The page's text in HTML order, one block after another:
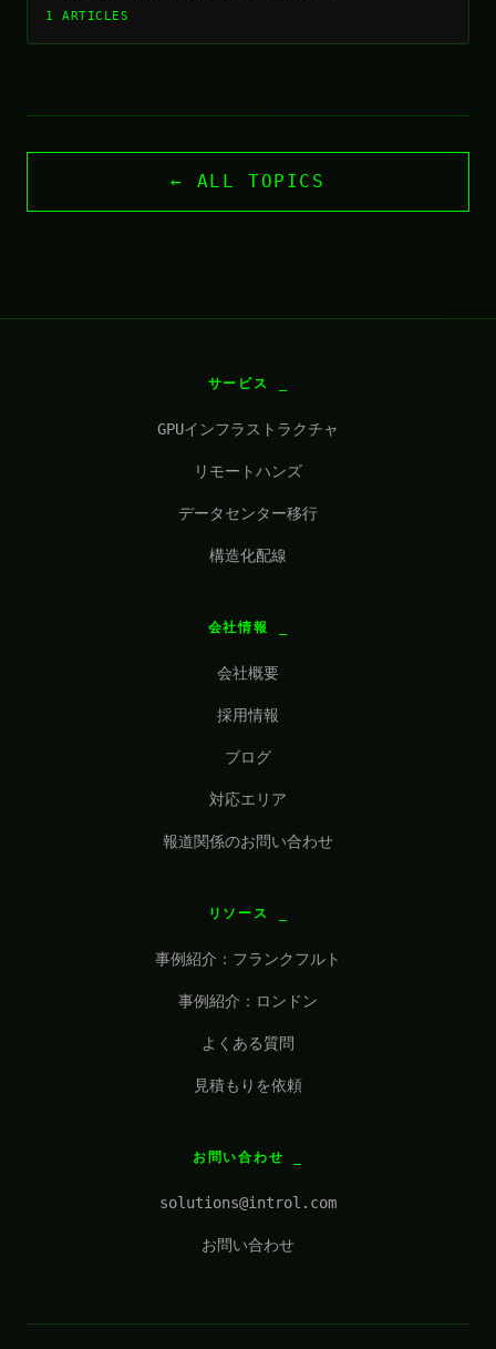
1 ARTICLES
← ALL TOPICS
サービス
GPUインフラストラクチャ
リモートハンズ
データセンター移行
構造化配線
会社情報
会社概要
採用情報
ブログ
対応エリア
報道関係のお問い合わせ
リソース
事例紹介：フランクフルト
事例紹介：ロンドン
よくある質問
見積もりを依頼
お問い合わせ
solutions@introl.com
お問い合わせ